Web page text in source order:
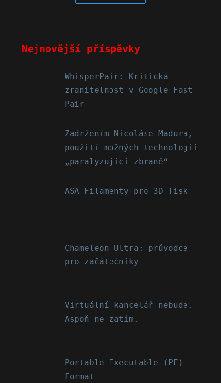
Nejnovější příspěvky
WhisperPair: Kritická
zranitelnost v Google Fast
Pair
Zadržením Nicoláse Madura,
použití možných technologií
„paralyzující zbraně“
ASA Filamenty pro 3D Tisk
Chameleon Ultra: průvodce
pro začátečníky
Virtuální kancelář nebude.
Aspoň ne zatím.
Portable Executable (PE)
Format